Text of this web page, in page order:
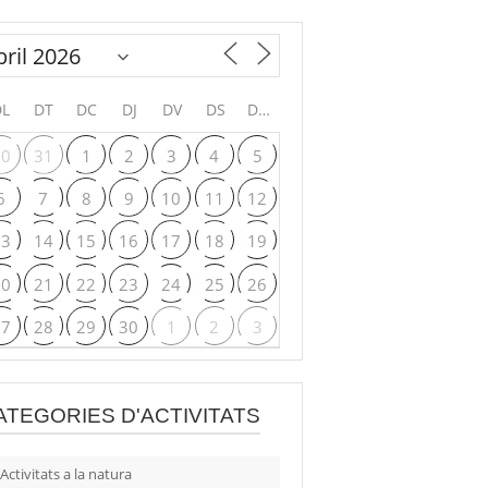
DT DC DJ DV DS DG
31 1 2 3 4
5
7 8 9 10 11
12
14 15 16 17 18
19
21 22 23 24 25
26
28 29 30 1 2 3
D'ACTIVITATS
Activitats a la natura